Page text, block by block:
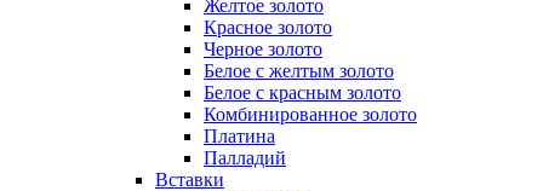
Желтое золото
Красное золото
Черное золото
Белое с желтым золото
Белое с красным золото
Комбинированное золото
Платина
Палладий
Вставки